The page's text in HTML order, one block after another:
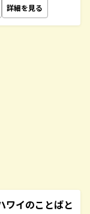
詳細を見る
ワイのことばと